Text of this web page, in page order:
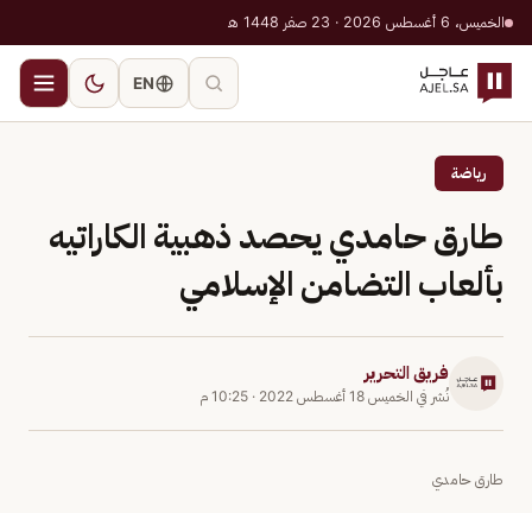
الخميس، 6 أغسطس 2026 · 23 صفر 1448 هـ
EN
رياضة
طارق حامدي يحصد ذهبية الكاراتيه
بألعاب التضامن الإسلامي
فريق التحرير
نُشر في الخميس 18 أغسطس 2022 · 10:25 م
طارق حامدي